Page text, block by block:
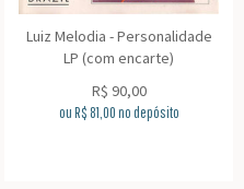
Luiz Melodia - Personalidade
LP (com encarte)
R$ 90,00
ou R$ 81,00no depósito